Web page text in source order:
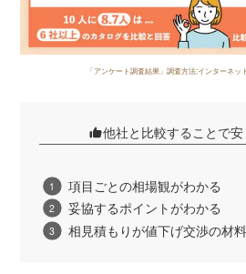
「アンケート調査結果」調査方法:インターネッ
他社と比較することで
項目ごとの相場観がわかる
妥協するポイントがわかる
相見積もりが値下げ交渉の材